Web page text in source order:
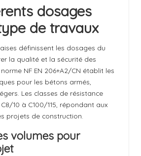
dosages
de travaux
définissent les dosages du
la qualité et la sécurité des
NF EN 206+A2/CN établit les
pour les bétons armés,
Les classes de résistance
10 à C100/115, répondant aux
projets de construction.
volumes pour